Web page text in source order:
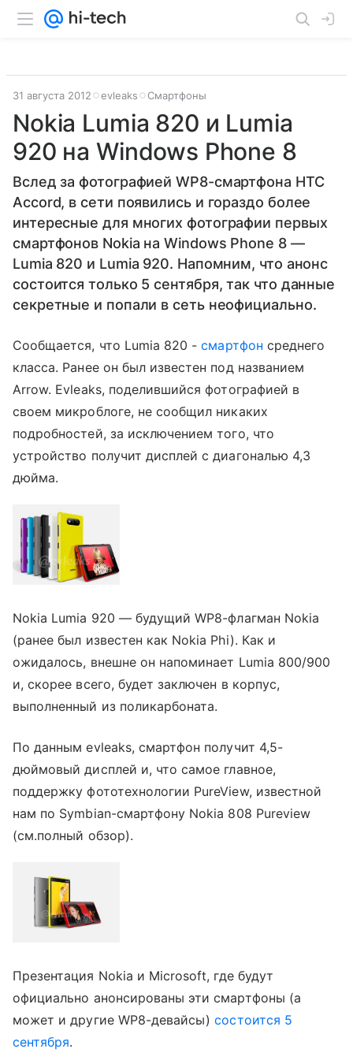
31 августа 2012 evleaks Смартфоны
Nokia Lumia 820 и Lumia
920 на Windows Phone 8
Вслед за фотографией WP8-смартфона HTC
Accord, в сети появились и гораздо более
интересные для многих фотографии первых
смартфонов Nokia на Windows Phone 8 —
Lumia 820 и Lumia 920. Напомним, что анонс
состоится только 5 сентября, так что данные
секретные и попали в сеть неофициально.
Сообщается, что Lumia 820 -смартфон среднего
класса. Ранее он был известен под названием
Arrow. Evleaks, поделившийся фотографией в
своем микроблоге, не сообщил никаких
подробностей, за исключением того, что
устройство получит дисплей с диагональю 4,3
дюйма.
Nokia Lumia 920 — будущий WP8-флагман Nokia
(ранее был известен как Nokia Phi). Как и
ожидалось, внешне он напоминает Lumia 800/900
и, скорее всего, будет заключен в корпус,
выполненный из поликарбоната.
По данным evleaks, смартфон получит 4,5-
дюймовый дисплей и, что самое главное,
поддержку фототехнологии PureView, известной
нам по Symbian-смартфону Nokia 808 Pureview
(см.полный обзор).
Презентация Nokia и Microsoft, где будут
официально анонсированы эти смартфоны (а
может и другие WP8-девайсы)состоится 5
сентября.